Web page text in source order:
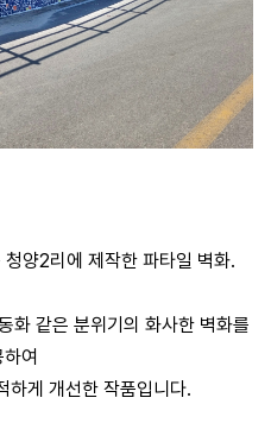
양2리에 제작한 파타일 벽화.
같은 분위기의 화사한 벽화를
여
하게 개선한 작품입니다.